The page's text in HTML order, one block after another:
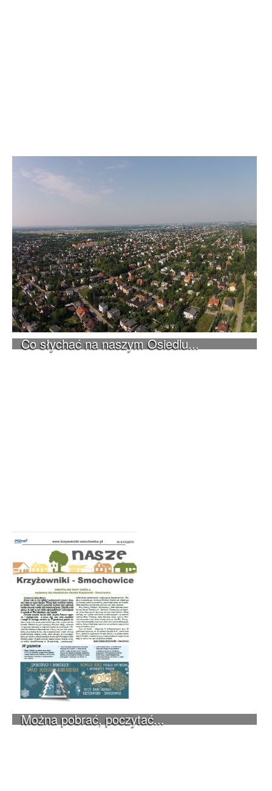
Co słychać na naszym Osiedlu...
Można pobrać, poczytać...